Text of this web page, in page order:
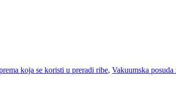
koja se koristi u preradi ribe, Vakuumska posuda